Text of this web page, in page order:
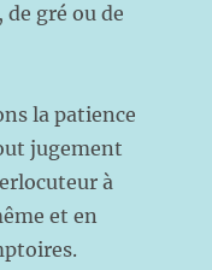
gré ou de
la patience
jugement
à
et en